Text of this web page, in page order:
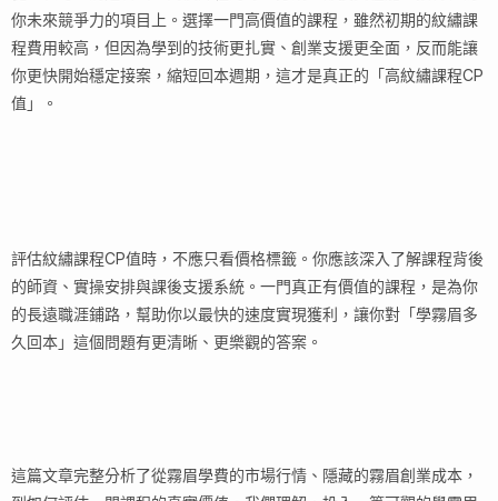
你未來競爭力的項目上。選擇一門高價值的課程，雖然初期的紋繡課
程費用較高，但因為學到的技術更扎實、創業支援更全面，反而能讓
你更快開始穩定接案，縮短回本週期，這才是真正的「高紋繡課程CP
值」。
評估紋繡課程CP值時，不應只看價格標籤。你應該深入了解課程背後
的師資、實操安排與課後支援系統。一門真正有價值的課程，是為你
的長遠職涯鋪路，幫助你以最快的速度實現獲利，讓你對「學霧眉多
久回本」這個問題有更清晰、更樂觀的答案。
這篇文章完整分析了從霧眉學費的市場行情、隱藏的霧眉創業成本，